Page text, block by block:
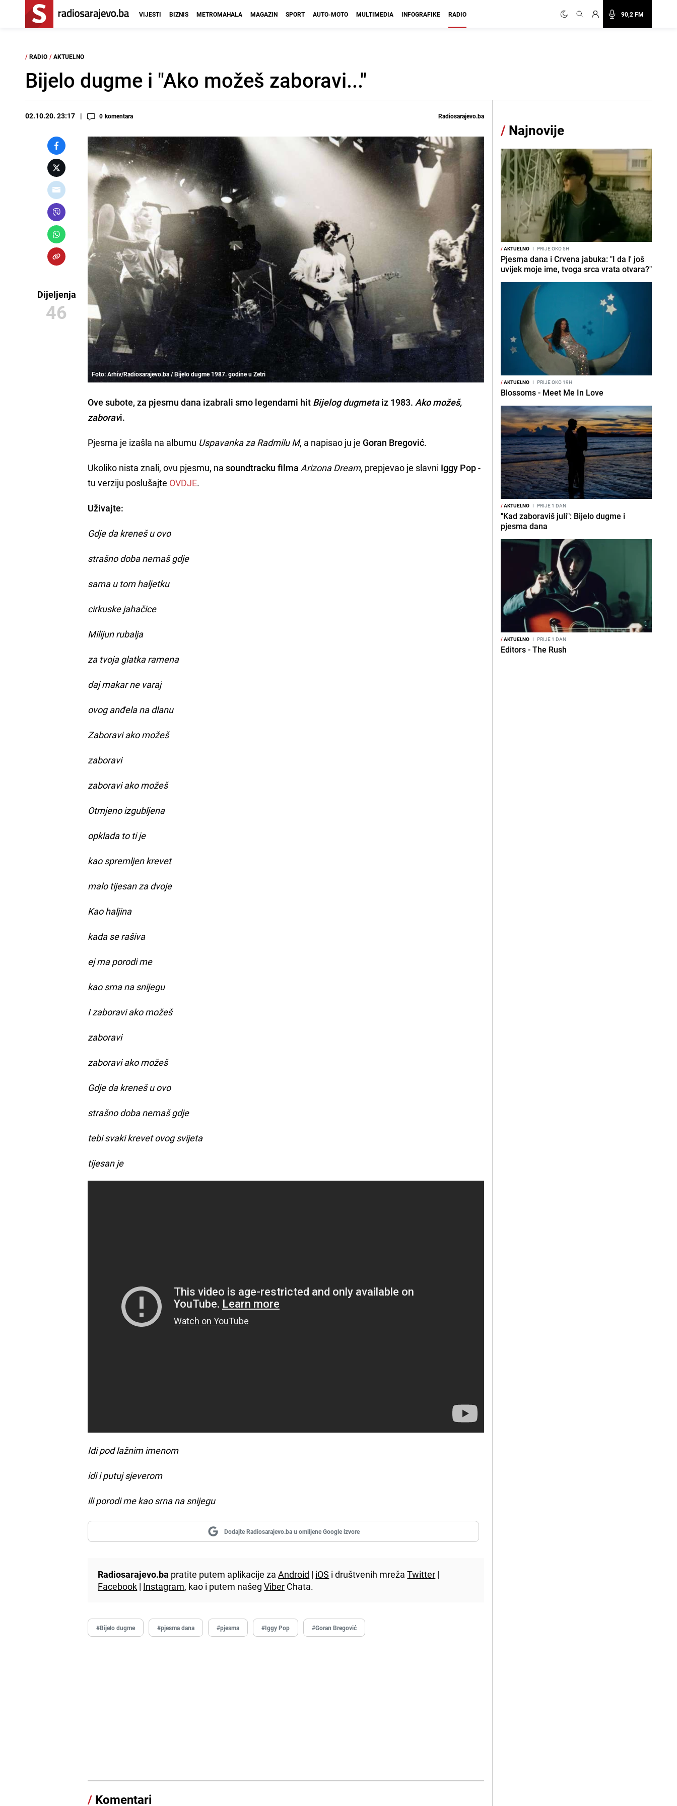
90,2 FM
VIJESTI BIZNIS METROMAHALA MAGAZIN SPORT AUTO-MOTO MULTIMEDIA INFOGRAFIKE RADIO
/ RADIO / AKTUELNO
Bijelo dugme i "Ako možeš zaboravi..."
02.10.20. 23:17 0 komentara Radiosarajevo.ba
Dijeljenja
46
Foto: Arhiv/Radiosarajevo.ba / Bijelo dugme 1987. godine u Zetri
Ove subote, za pjesmu dana izabrali smo legendarni hit Bijelog dugmetaiz 1983. Ako možeš,
zaboravi.
Pjesma je izašla na albumu Uspavanka za Radmilu M, a napisao ju je Goran Bregović.
Ukoliko nista znali, ovu pjesmu, nasoundtracku filma Arizona Dream, prepjevao je slavni Iggy Pop-
tu verziju poslušajte OVDJE.
Uživajte:
Gdje da kreneš u ovo
strašno doba nemaš gdje
sama u tom haljetku
cirkuske jahačice
Milijun rubalja
za tvoja glatka ramena
daj makar ne varaj
ovog anđela na dlanu
Zaboravi ako možeš
zaboravi
zaboravi ako možeš
Otmjeno izgubljena
opklada to ti je
kao spremljen krevet
malo tijesan za dvoje
Kao haljina
kada se rašiva
ej ma porodi me
kao srna na snijegu
I zaboravi ako možeš
zaboravi
zaboravi ako možeš
Gdje da kreneš u ovo
strašno doba nemaš gdje
tebi svaki krevet ovog svijeta
tijesan je
Idi pod lažnim imenom
idi i putuj sjeverom
ili porodi me kao srna na snijegu
Dodajte Radiosarajevo.ba u omiljene Google izvore
Radiosarajevo.ba pratite putem aplikacije zaAndroid | iOS i društvenih mrežaTwitter |
Facebook | Instagram, kao i putem našegViber Chata.
#Bijelo dugme #pjesma dana #pjesma #Iggy Pop #Goran Bregović
/ Komentari
/ Najnovije
/AKTUELNO I PRIJE OKO 5H
Pjesma dana i Crvena jabuka: "I da l' još
uvijek moje ime, tvoga srca vrata otvara?"
/AKTUELNO I PRIJE OKO 19H
Blossoms - Meet Me In Love
/AKTUELNO I PRIJE 1 DAN
"Kad zaboraviš juli": Bijelo dugme i
pjesma dana
/AKTUELNO I PRIJE 1 DAN
Editors - The Rush